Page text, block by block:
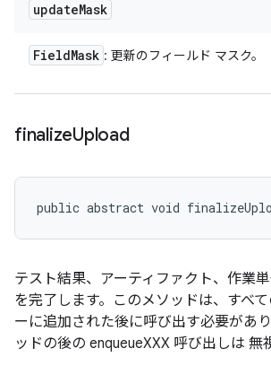
updateMask
FieldMask : 更新のフィールド マスク。
finalizeUpload
public abstract void
テスト結果、アーティファクト、作業
を完了します。このメソッドは、すべ
ーに追加された後に呼び出す必要があ
ッドの後の enqueueXXX 呼び出しは 無